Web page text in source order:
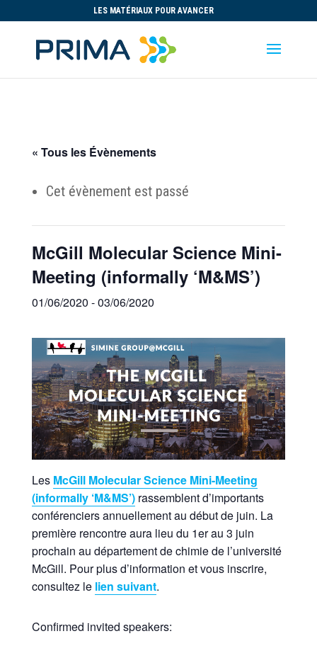
LES MATÉRIAUX POUR AVANCER
« Tous les Évènements
Cet évènement est passé
McGill Molecular Science Mini-
Meeting (informally ‘M&MS’)
01/06/2020 -03/06/2020
Les McGill Molecular Science Mini-Meeting
(informally ‘M&MS’)rassemblent d’importants
conférenciers annuellement au début de juin. La
première rencontre aura lieu du 1er au 3 juin
prochain au département de chimie de l’université
McGill. Pour plus d’information et vous inscrire,
consultez le lien suivant.
Confirmed invited speakers: